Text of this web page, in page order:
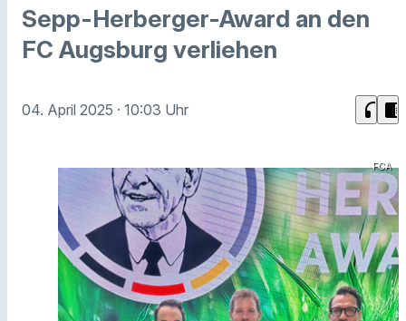
Sepp-Herberger-Award an den
FC Augsburg verliehen
04. April 2025 · 10:03 Uhr headphones chrome_reader_mode
FCA